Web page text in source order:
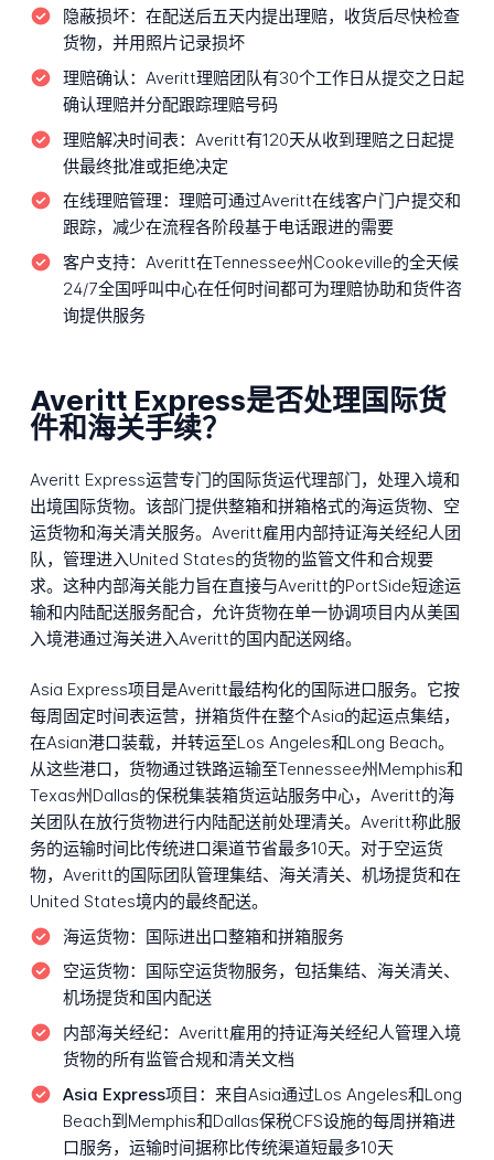
隐蔽损坏： 在配送后五天内提出理赔，收货后尽快检查
货物，并用照片记录损坏
理赔确认： Averitt理赔团队有30个工作日从提交之日起
确认理赔并分配跟踪理赔号码
理赔解决时间表： Averitt有120天从收到理赔之日起提
供最终批准或拒绝决定
在线理赔管理： 理赔可通过Averitt在线客户门户提交和
跟踪，减少在流程各阶段基于电话跟进的需要
客户支持： Averitt在Tennessee州Cookeville的全天候
24/7全国呼叫中心在任何时间都可为理赔协助和货件咨
询提供服务
Averitt Express是否处理国际货
件和海关手续？
Averitt Express运营专门的国际货运代理部门，处理入境和
出境国际货物。该部门提供整箱和拼箱格式的海运货物、空
运货物和海关清关服务。Averitt雇用内部持证海关经纪人团
队，管理进入United States的货物的监管文件和合规要
求。这种内部海关能力旨在直接与Averitt的PortSide短途运
输和内陆配送服务配合，允许货物在单一协调项目内从美国
入境港通过海关进入Averitt的国内配送网络。
Asia Express项目是Averitt最结构化的国际进口服务。它按
每周固定时间表运营，拼箱货件在整个Asia的起运点集结，
在Asian港口装载，并转运至Los Angeles和Long Beach。
从这些港口，货物通过铁路运输至Tennessee州Memphis和
Texas州Dallas的保税集装箱货运站服务中心，Averitt的海
关团队在放行货物进行内陆配送前处理清关。Averitt称此服
务的运输时间比传统进口渠道节省最多10天。对于空运货
物，Averitt的国际团队管理集结、海关清关、机场提货和在
United States境内的最终配送。
海运货物： 国际进出口整箱和拼箱服务
空运货物：
国际空运货物服务，包括集结、海关清关、
机场提货和国内配送
内部海关经纪： Averitt雇用的持证海关经纪人管理入境
货物的所有监管合规和清关文档
Asia Express项目： 来自Asia通过Los Angeles和Long
Beach到Memphis和Dallas保税CFS设施的每周拼箱进
口服务，运输时间据称比传统渠道短最多10天